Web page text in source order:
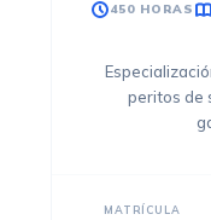
450 HORAS
peritos de
MATRÍCULA